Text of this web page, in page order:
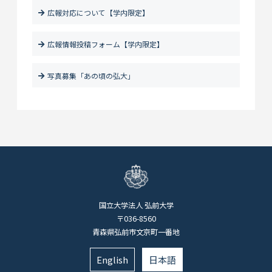
広報対応について【学内限定】
広報情報投稿フォーム【学内限定】
写真募集「あの頃の弘大」
国立大学法人 弘前大学
〒036-8560
青森県弘前市文京町一番地
English 日本語